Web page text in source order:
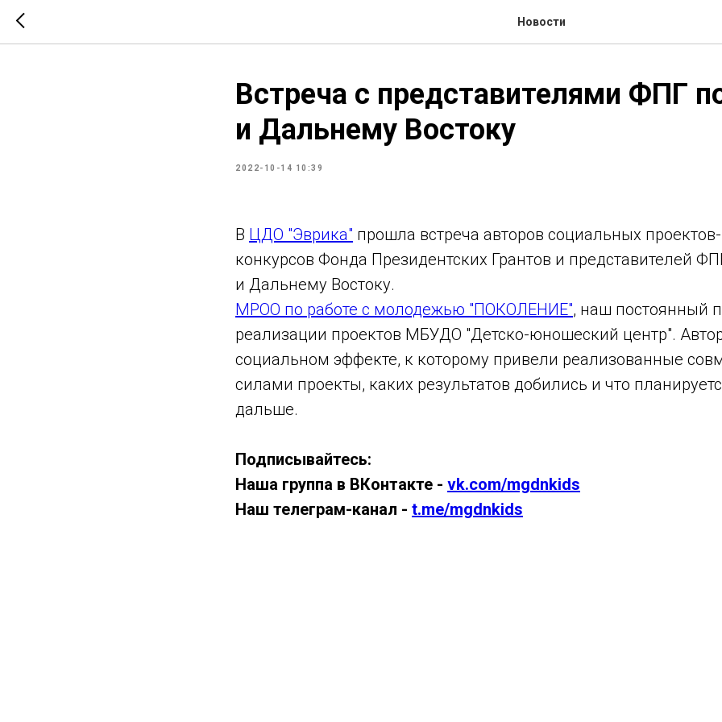
Новости
Встреча с представителями ФПГ
и Дальнему Востоку
2022-10-14 10:39
В ЦДО "Эврика" прошла встреча авторов социальных
конкурсов Фонда Президентских Грантов и представителей
и Дальнему Востоку.
МРОО по работе с молодежью "ПОКОЛЕНИЕ", наш постоянный
реализации проектов МБУДО "Детско-юношеский центр".
социальном эффекте, к которому привели реализованные
силами проекты, каких результатов добились и что
дальше.
Подписывайтесь:
Наша группа в ВКонтакте - vk.com/mgdnkids
Наш телеграм-канал - t.me/mgdnkids